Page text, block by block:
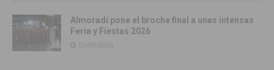
Almoradí pone el broche final a unas intensas
Feria y Fiestas 2026
03/08/2026